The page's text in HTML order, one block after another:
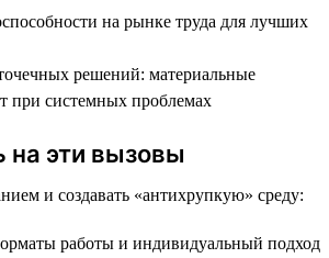
на рынке труда для лучших
решений: материальные
при системных проблемах
на эти вызовы
и создавать «антихрупкую» среду:
работы и индивидуальный подход